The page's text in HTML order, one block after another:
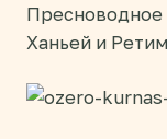
Пресноводное
Ханьей и